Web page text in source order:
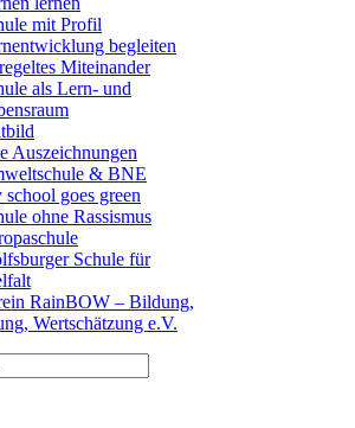
mit Profil
begleiten
Miteinander
als Lern- und
Auszeichnungen
& BNE
goes green
ohne Rassismus
Schule für
RainBOW – Bildung,
Wertschätzung e.V.